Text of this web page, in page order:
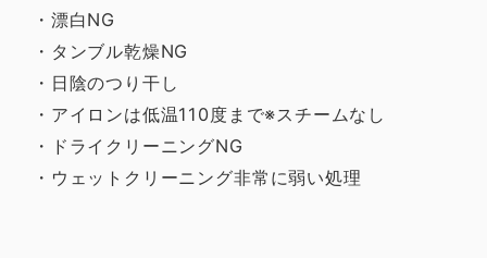
・漂白NG
・タンブル乾燥NG
・日陰のつり干し
・アイロンは低温110度まで※スチームなし
・ドライクリーニングNG
・ウェットクリーニング非常に弱い処理